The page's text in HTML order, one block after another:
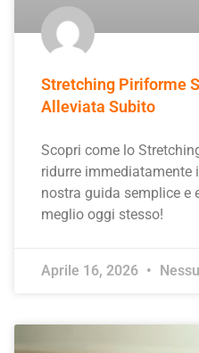
Stretching Piriforme
Alleviata Subito
Scopri come lo
ridurre immediatamente
nostra guida semplice e
meglio oggi stesso!
Aprile 16, 2026